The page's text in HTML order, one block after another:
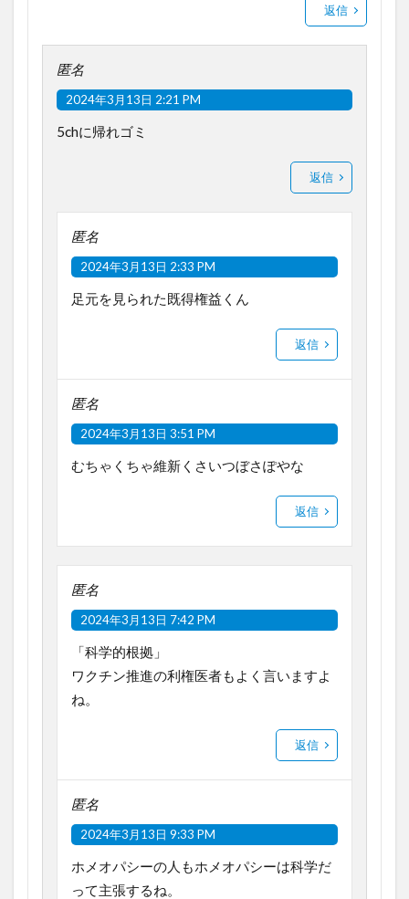
返信
匿名
2024年3月13日 2:21 PM
5chに帰れゴミ
返信
匿名
2024年3月13日 2:33 PM
足元を見られた既得権益くん
返信
匿名
2024年3月13日 3:51 PM
むちゃくちゃ維新くさいつぼさぽやな
返信
匿名
2024年3月13日 7:42 PM
「科学的根拠」
ワクチン推進の利権医者もよく言いますよ
ね。
返信
匿名
2024年3月13日 9:33 PM
ホメオパシーの人もホメオパシーは科学だ
って主張するね。